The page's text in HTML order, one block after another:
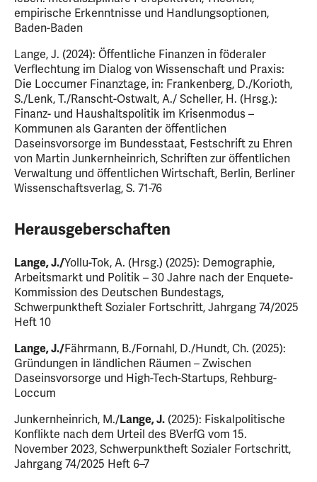
empirische Erkenntnisse und Handlungsoptionen,
Baden-Baden
Lange, J. (2024): Öffentliche Finanzen in föderaler
Verflechtung im Dialog von Wissenschaft und Praxis:
Die Loccumer Finanztage, in: Frankenberg, D./Korioth,
S./Lenk, T./Ranscht-Ostwalt, A./ Scheller, H. (Hrsg.):
Finanz- und Haushaltspolitik im Krisenmodus –
Kommunen als Garanten der öffentlichen
Daseinsvorsorge im Bundesstaat, Festschrift zu Ehren
von Martin Junkernheinrich, Schriften zur öffentlichen
Verwaltung und öffentlichen Wirtschaft, Berlin, Berliner
Wissenschaftsverlag, S. 71-76
Herausgeberschaften
Lange, J./Yollu-Tok, A. (Hrsg.) (2025): Demographie,
Arbeitsmarkt und Politik – 30 Jahre nach der Enquete-
Kommission des Deutschen Bundestags,
Schwerpunktheft Sozialer Fortschritt, Jahrgang 74/2025
Heft 10
Lange, J./Fährmann, B./Fornahl, D./Hundt, Ch. (2025):
Gründungen in ländlichen Räumen – Zwischen
Daseinsvorsorge und High-Tech-Startups, Rehburg-
Loccum
Junkernheinrich, M./Lange, J. (2025): Fiskalpolitische
Konflikte nach dem Urteil des BVerfG vom 15.
November 2023, Schwerpunktheft Sozialer Fortschritt,
Jahrgang 74/2025 Heft 6–7